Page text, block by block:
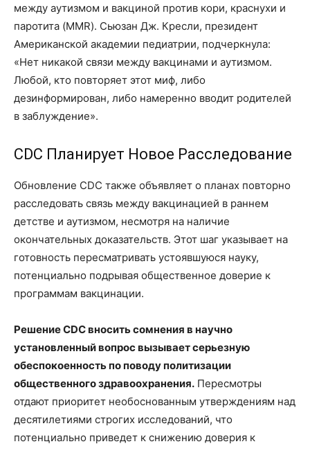
между аутизмом и вакциной против кори, краснухи и
паротита (MMR). Сьюзан Дж. Кресли, президент
Американской академии педиатрии, подчеркнула:
«Нет никакой связи между вакцинами и аутизмом.
Любой, кто повторяет этот миф, либо
дезинформирован, либо намеренно вводит родителей
в заблуждение».
CDC Планирует Новое Расследование
Обновление CDC также объявляет о планах повторно
расследовать связь между вакцинацией в раннем
детстве и аутизмом, несмотря на наличие
окончательных доказательств. Этот шаг указывает на
готовность пересматривать устоявшуюся науку,
потенциально подрывая общественное доверие к
программам вакцинации.
Решение CDC вносить сомнения в научно
установленный вопрос вызывает серьезную
обеспокоенность по поводу политизации
общественного здравоохранения. Пересмотры
отдают приоритет необоснованным утверждениям над
десятилетиями строгих исследований, что
потенциально приведет к снижению доверия к